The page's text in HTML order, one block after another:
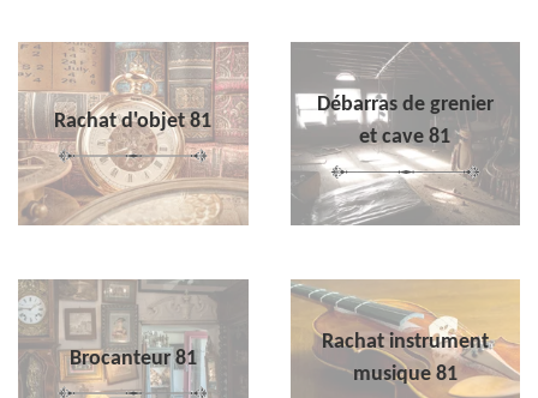
Rachat d'objet 81
Débarras de grenier
et cave 81
Brocanteur 81
Rachat instrument
musique 81